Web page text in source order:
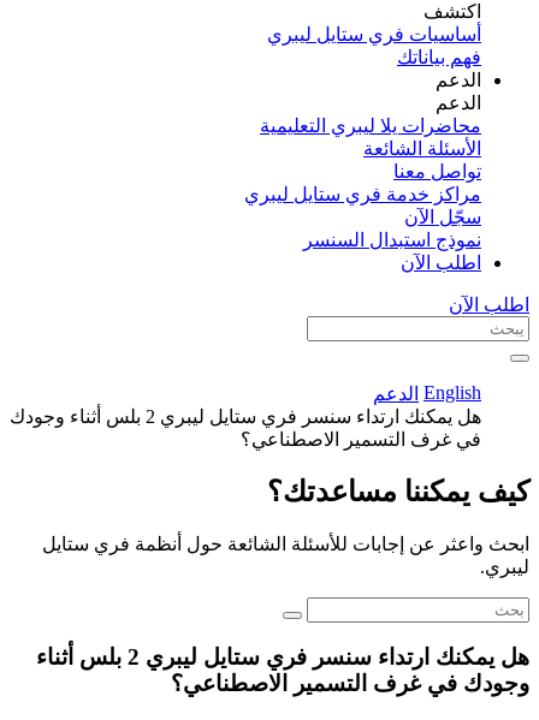
اكتشف​
أساسيات فري ستايل ليبري
فهم بياناتك
الدعم
الدعم
محاضرات يلا ليبري التعليمية
الأسئلة الشائعة
تواصل معنا
مراكز خدمة فري ستايل ليبري
سجّل الآن​
نموذج استبدال السنسر
اطلب الآن
اطلب الآن
English الدعم
هل يمكنك ارتداء سنسر فري ستايل ليبري 2 بلس أثناء وجودك
في غرف التسمير الاصطناعي؟
كيف يمكننا مساعدتك؟
ابحث واعثر عن إجابات للأسئلة الشائعة حول أنظمة فري ستايل
ليبري.
هل يمكنك ارتداء سنسر فري ستايل ليبري 2 بلس أثناء
وجودك في غرف التسمير الاصطناعي؟